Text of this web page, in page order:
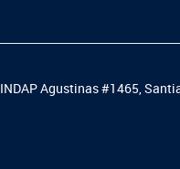
INDAP Agustinas #1465,